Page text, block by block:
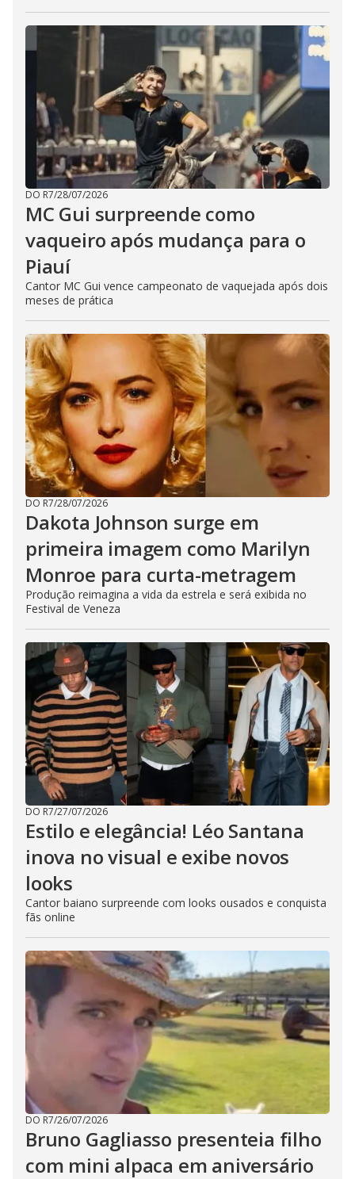
DO R7/28/07/2026
MC Gui surpreende como
vaqueiro após mudança para o
Piauí
Cantor MC Gui vence campeonato de vaquejada após dois
meses de prática
DO R7/28/07/2026
Dakota Johnson surge em
primeira imagem como Marilyn
Monroe para curta-metragem
Produção reimagina a vida da estrela e será exibida no
Festival de Veneza
DO R7/27/07/2026
Estilo e elegância! Léo Santana
inova no visual e exibe novos
looks
Cantor baiano surpreende com looks ousados e conquista
fãs online
DO R7/26/07/2026
Bruno Gagliasso presenteia filho
com mini alpaca em aniversário